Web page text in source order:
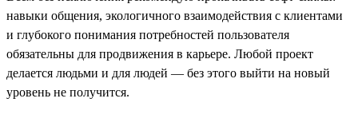
навыки общения, экологичного взаимодействия с клиентами
и глубокого понимания потребностей пользователя
обязательны для продвижения в карьере. Любой проект
делается людьми и для людей — без этого выйти на новый
уровень не получится.